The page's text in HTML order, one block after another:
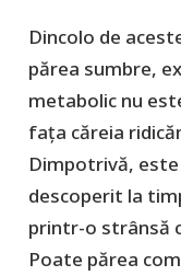
Dincolo de
părea sumbre,
metabolic nu
faţa căreia
Dimpotrivă,
descoperit la
printr-o strânsă
Poate părea